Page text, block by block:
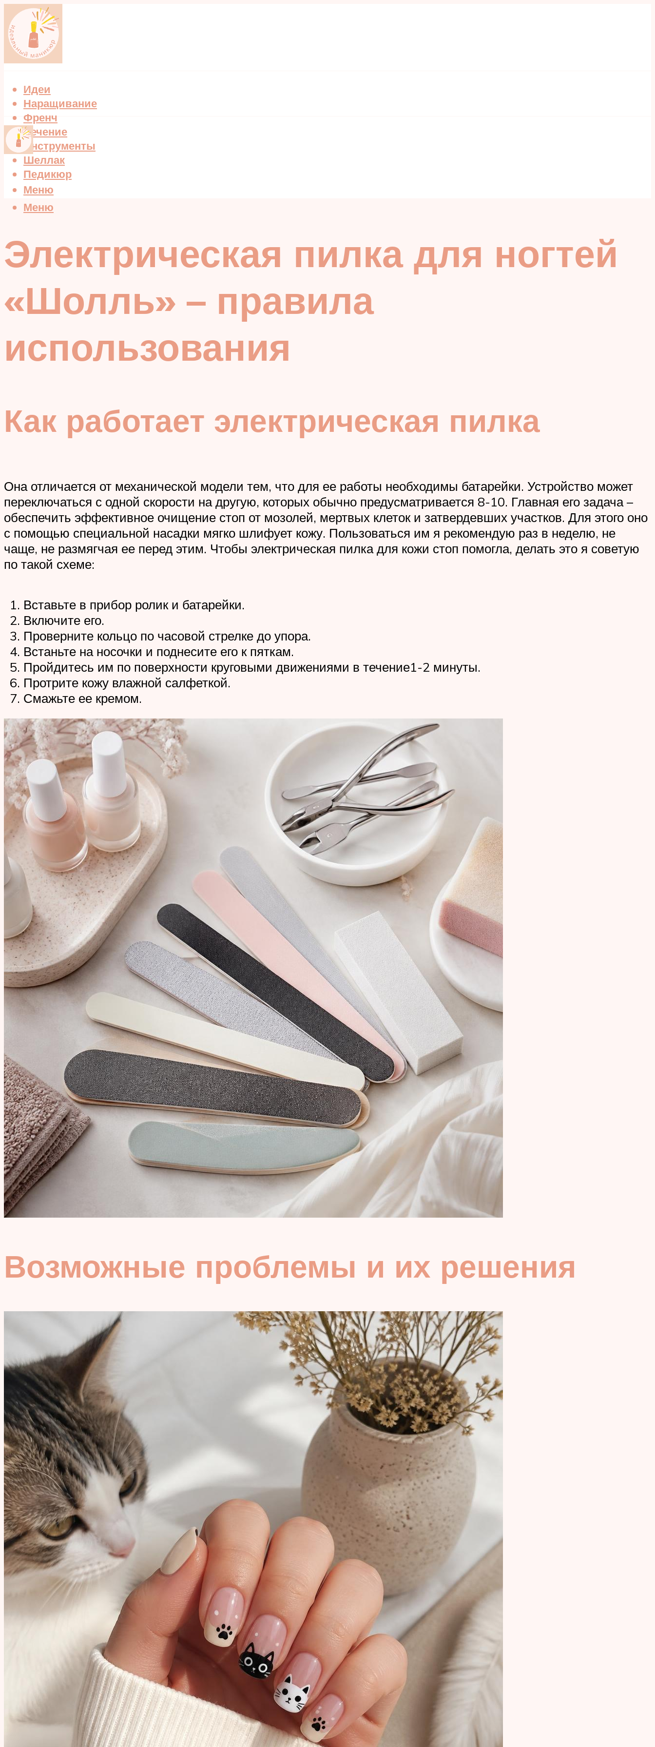
Идеи
Наращивание
Френч
Лечение
Инструменты
Шеллак
Педикюр
Меню
Меню
Электрическая пилка для ногтей
«Шолль» – правила
использования
Как работает электрическая пилка
Она отличается от механической модели тем, что для ее работы необходимы батарейки. Устройство может
переключаться с одной скорости на другую, которых обычно предусматривается 8-10. Главная его задача –
обеспечить эффективное очищение стоп от мозолей, мертвых клеток и затвердевших участков. Для этого оно
с помощью специальной насадки мягко шлифует кожу. Пользоваться им я рекомендую раз в неделю, не
чаще, не размягчая ее перед этим. Чтобы электрическая пилка для кожи стоп помогла, делать это я советую
по такой схеме:
Вставьте в прибор ролик и батарейки.
Включите его.
Проверните кольцо по часовой стрелке до упора.
Встаньте на носочки и поднесите его к пяткам.
Пройдитесь им по поверхности круговыми движениями в течение1-2 минуты.
Протрите кожу влажной салфеткой.
Смажьте ее кремом.
Возможные проблемы и их решения